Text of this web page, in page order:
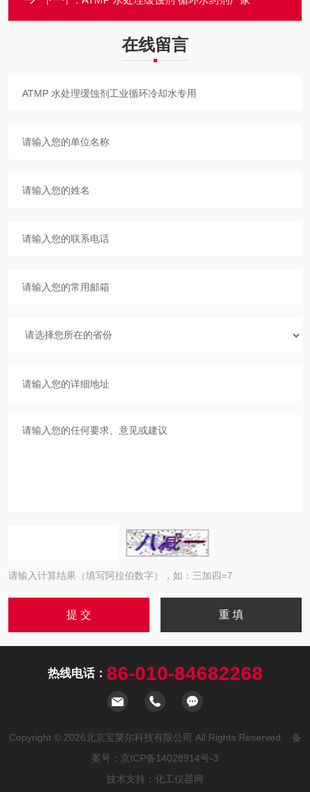
在线留言
请输入计算结果（填写阿拉伯数字），如：三加四=7
热线电话： 86-010-84682268
Copyright © 2026北京宝莱尔科技有限公司 All Rights Reserved 备
案号： 京ICP备14028914号-3
技术支持： 化工仪器网